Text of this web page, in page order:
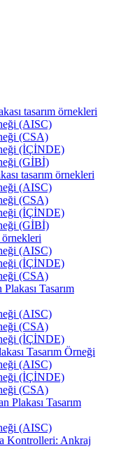
tasarım örnekleri
(AISC)
(CSA)
(İÇİNDE)
(GİBİ)
tasarım örnekleri
(AISC)
(CSA)
(İÇİNDE)
(GİBİ)
örnekleri
(AISC)
(İÇİNDE)
(CSA)
Tasarım
(AISC)
(CSA)
(İÇİNDE)
Tasarım Örneği
(AISC)
(İÇİNDE)
(CSA)
Plakası Tasarım
(AISC)
Kontrolleri: Ankraj